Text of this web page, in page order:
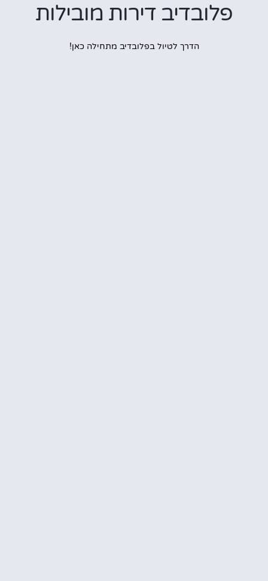
דירות מובילות
הדרך לטיול בפלובדיב מתחילה כאן!